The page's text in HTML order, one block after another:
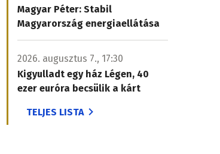
Magyar Péter: Stabil
Magyarország energiaellátása
2026. augusztus 7., 17:30
Kigyulladt egy ház Légen, 40
ezer euróra becsülik a kárt
TELJES LISTA